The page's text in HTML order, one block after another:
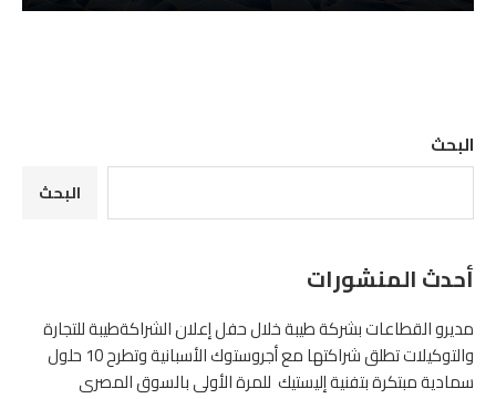
البحث
البحث
أحدث المنشورات
مديرو القطاعات بشركة طيبة خلال حفل إعلان الشراكةطيبة للتجارة
والتوكيلات تطلق شراكتها مع أجروستوك الأسبانية وتطرح 10 حلول
سمادية مبتكرة بتفنية إليستيك للمرة الأولى بالسوق المصرى